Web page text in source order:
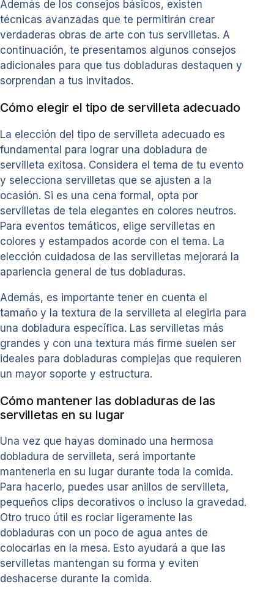
Además de los consejos básicos, existen
técnicas avanzadas que te permitirán crear
verdaderas obras de arte con tus servilletas. A
continuación, te presentamos algunos consejos
adicionales para que tus dobladuras destaquen y
sorprendan a tus invitados.
Cómo elegir el tipo de servilleta adecuado
La elección del tipo de servilleta adecuado es
fundamental para lograr una dobladura de
servilleta exitosa. Considera el tema de tu evento
y selecciona servilletas que se ajusten a la
ocasión. Si es una cena formal, opta por
servilletas de tela elegantes en colores neutros.
Para eventos temáticos, elige servilletas en
colores y estampados acorde con el tema. La
elección cuidadosa de las servilletas mejorará la
apariencia general de tus dobladuras.
Además, es importante tener en cuenta el
tamaño y la textura de la servilleta al elegirla para
una dobladura específica. Las servilletas más
grandes y con una textura más firme suelen ser
ideales para dobladuras complejas que requieren
un mayor soporte y estructura.
Cómo mantener las dobladuras de las
servilletas en su lugar
Una vez que hayas dominado una hermosa
dobladura de servilleta, será importante
mantenerla en su lugar durante toda la comida.
Para hacerlo, puedes usar anillos de servilleta,
pequeños clips decorativos o incluso la gravedad.
Otro truco útil es rociar ligeramente las
dobladuras con un poco de agua antes de
colocarlas en la mesa. Esto ayudará a que las
servilletas mantengan su forma y eviten
deshacerse durante la comida.